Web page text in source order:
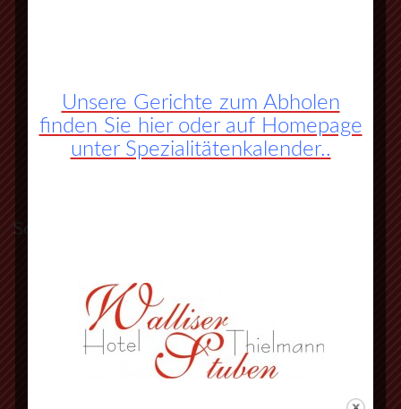
So finden Sie zu uns:
A45 Frankfurt – Dortmund (Sauerlandlinie)
Abfahrt Herborn Süd (Nr. 27)
an der 3. Ampel rechts abbiegen
Unsere Gerichte zum Abholen
finden Sie hier oder auf Homepage
unter Spezialitätenkalender..